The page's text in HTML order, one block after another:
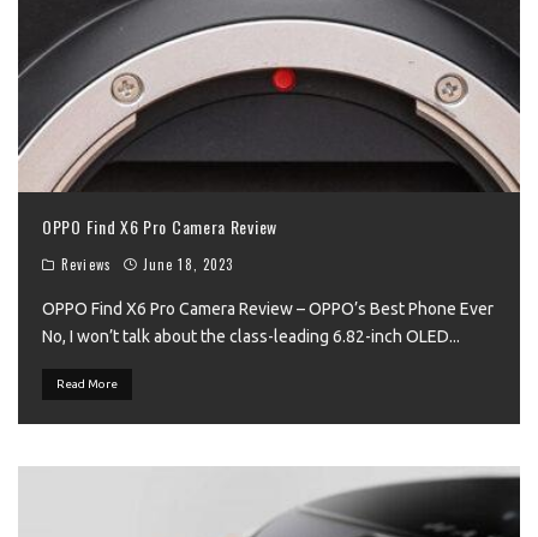
OPPO Find X6 Pro Camera Review
Reviews June 18, 2023
OPPO Find X6 Pro Camera Review – OPPO’s Best Phone Ever
No, I won’t talk about the class-leading 6.82-inch OLED...
Read More